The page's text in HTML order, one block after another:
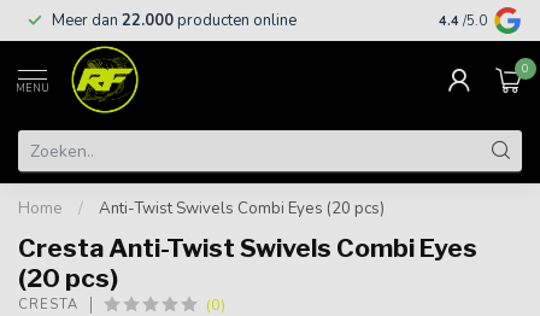
Meer dan 22.000producten online Gratis
4.4 /5.0
MENU
0
Home / Anti-Twist Swivels Combi Eyes (20 pcs)
Cresta Anti-Twist Swivels Combi Eyes
(20 pcs)
CRESTA (0)